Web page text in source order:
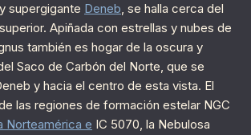
supergigante Deneb, se halla cerca del
Apiñada con estrellas y nubes de
también es hogar de la oscura y
Saco de Carbón del Norte, que se
y hacia el centro de esta vista. El
las regiones de formación estelar NGC
Norteamérica e IC 5070, la Nebulosa